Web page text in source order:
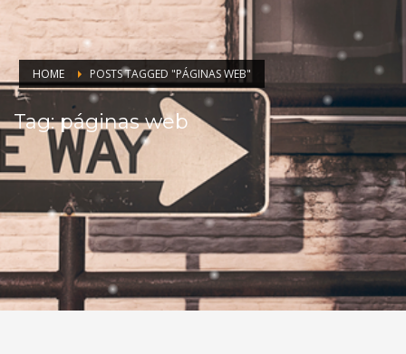
HOME POSTS TAGGED "PÁGINAS WEB"
Tag: páginas web